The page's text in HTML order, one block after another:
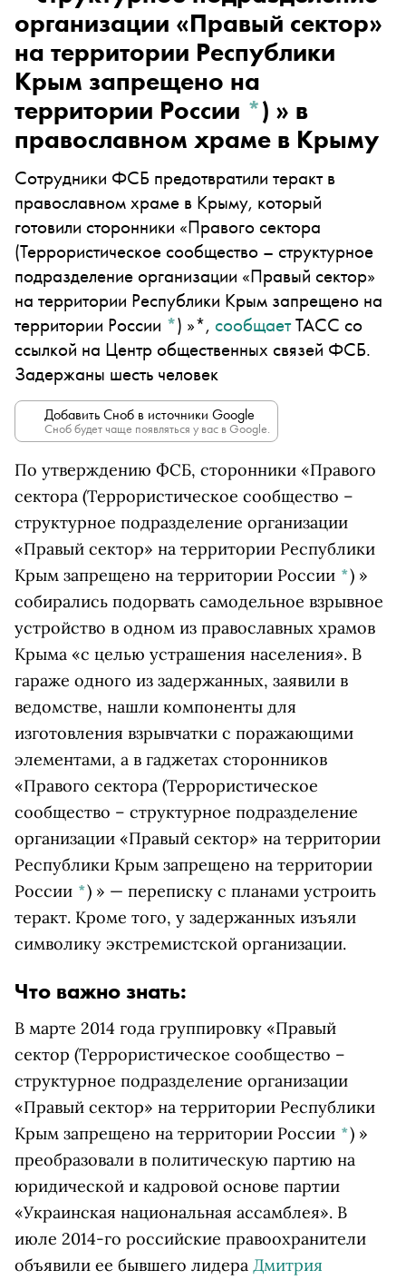
организации «Правый сектор»
на территории Республики
Крым запрещено на
территории России *) » в
православном храме в Крыму
Сотрудники ФСБ предотвратили теракт в
православном храме в Крыму, который
готовили сторонники «Правого сектора
(Террористическое сообщество – структурное
подразделение организации «Правый сектор»
на территории Республики Крым запрещено на
территории России *) »*, сообщаетТАСС со
ссылкой на Центр общественных связей ФСБ.
Задержаны шесть человек
Добавить Сноб в источники Google
Сноб будет чаще появляться у вас в Google.
По утверждению ФСБ, сторонники «Правого
сектора (Террористическое сообщество –
структурное подразделение организации
«Правый сектор» на территории Республики
Крым запрещено на территории России *) »
собирались подорвать самодельное взрывное
устройство в одном из православных храмов
Крыма «с целью устрашения населения». В
гараже одного из задержанных, заявили в
ведомстве, нашли компоненты для
изготовления взрывчатки с поражающими
элементами, а в гаджетах сторонников
«Правого сектора (Террористическое
сообщество – структурное подразделение
организации «Правый сектор» на территории
Республики Крым запрещено на территории
России *) » — переписку с планами устроить
теракт. Кроме того, у задержанных изъяли
символику экстремистской организации.
Что важно знать:
В марте 2014 года группировку «Правый
сектор (Террористическое сообщество –
структурное подразделение организации
«Правый сектор» на территории Республики
Крым запрещено на территории России *) »
преобразовали в политическую партию на
юридической и кадровой основе партии
«Украинская национальная ассамблея». В
июле 2014-го российские правоохранители
объявили ее бывшего лидера Дмитрия